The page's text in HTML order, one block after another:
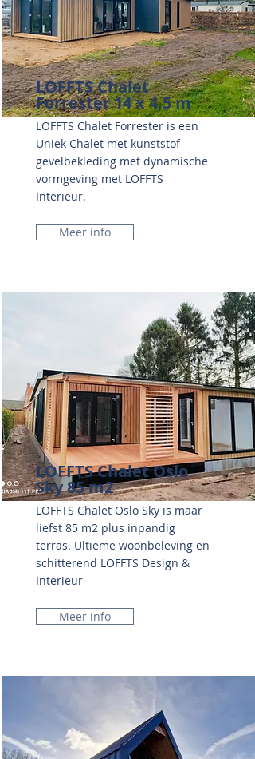
LOFFTS Chalet
Forrester 14 x 4,5 m
LOFFTS Chalet Forrester is een
Uniek Chalet met kunststof
gevelbekleding met dynamische
vormgeving met LOFFTS
Interieur.
Meer info
LOFFTS Chalet Oslo
Sky 85 m2
LOFFTS Chalet Oslo Sky is maar
liefst 85 m2 plus inpandig
terras. Ultieme woonbeleving en
schitterend LOFFTS Design &
Interieur
Meer info